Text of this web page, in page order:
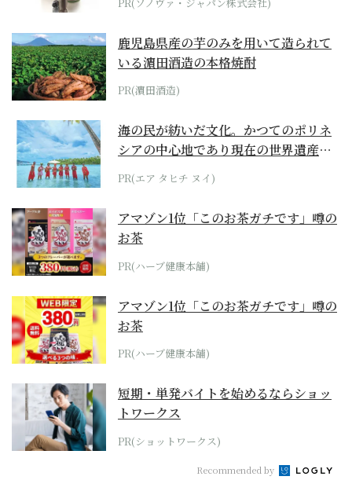
鹿児島県産の芋のみを用いて造られて
いる濵田酒造の本格焼酎
PR(濵田酒造)
海の民が紡いだ文化。かつてのポリネ
シアの中心地であり現在の世界遺産か
らみえてくる...
PR(エア タヒチ ヌイ)
アマゾン1位「このお茶ガチです」噂の
お茶
PR(ハーブ健康本舗)
アマゾン1位「このお茶ガチです」噂の
お茶
PR(ハーブ健康本舗)
短期・単発バイトを始めるならショッ
トワークス
PR(ショットワークス)
Recommended by